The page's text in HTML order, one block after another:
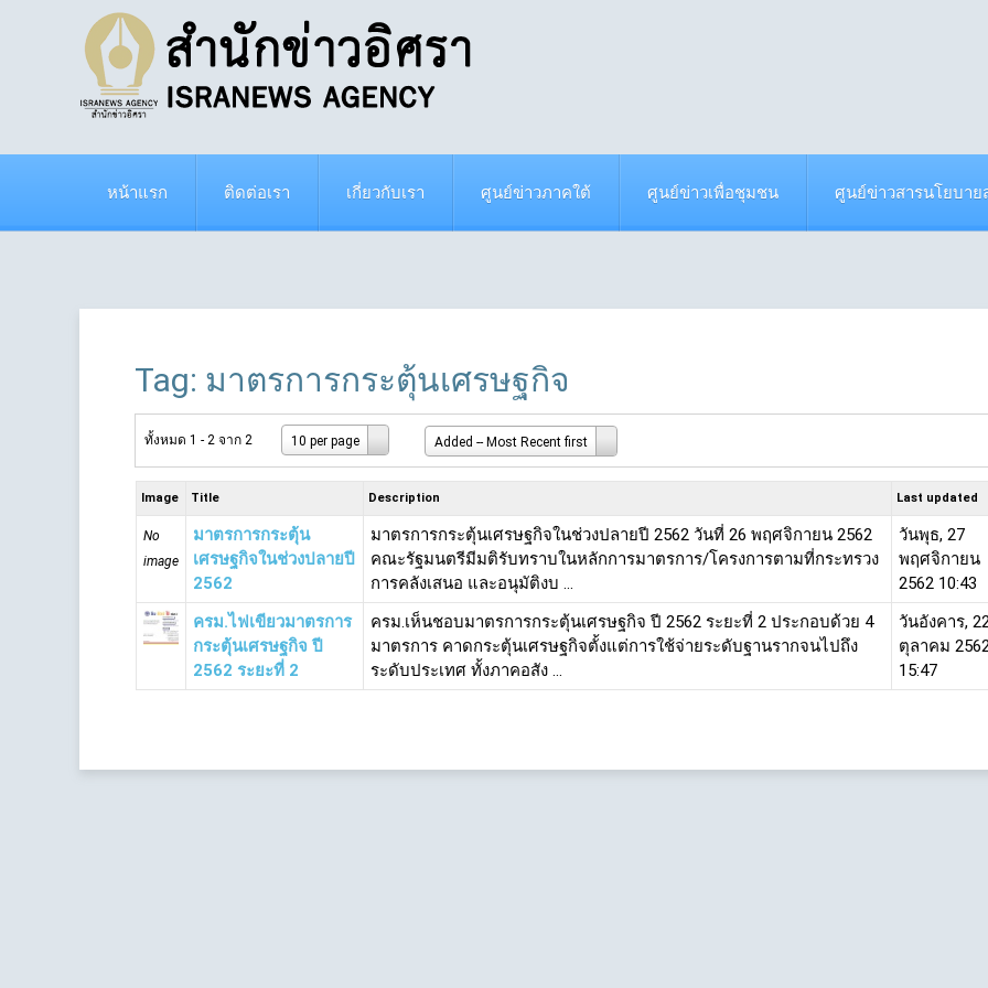
หน้าแรก ติดต่อเรา เกี่ยวกับเรา ศูนย์ข่าวภาคใต้ ศูนย์ข่าวเพื่อชุมชน ศูนย์ข่าวสารนโยบา
Tag: มาตรการกระตุ้นเศรษฐกิจ
ทั้งหมด 1 - 2 จาก 2 10 per page Added -- Most Recent first
Image Title Description Last updated
No
image
มาตรการกระตุ้น
เศรษฐกิจในช่วงปลายปี
2562
มาตรการกระตุ้นเศรษฐกิจในช่วงปลายปี 2562 วันที่ 26 พฤศจิกายน 2562
คณะรัฐมนตรีมีมติรับทราบในหลักการมาตรการ/โครงการตามที่กระทรวง
การคลังเสนอ และอนุมัติงบ ...
วันพุธ, 27
พฤศจิกายน
2562 10:43
ครม.ไฟเขียวมาตรการ
กระตุ้นเศรษฐกิจ ปี
2562 ระยะที่ 2
ครม.เห็นชอบมาตรการกระตุ้นเศรษฐกิจ ปี 2562 ระยะที่ 2 ประกอบด้วย 4
มาตรการ คาดกระตุ้นเศรษฐกิจตั้งแต่การใช้จ่ายระดับฐานรากจนไปถึง
ระดับประเทศ ทั้งภาคอสัง ...
วันอังคาร,
ตุลาคม
15:47